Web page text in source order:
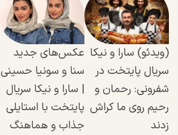
(ویدئو) سارا و نیکا
سریال پایتخت در
شفرونی: رحمان و
رحیم روی ما کراش
زدند
عکس‌های جدید
سنا و سونیا حسینی
| سارا و نیکا سریال
پایتخت با استایلی
جذاب و هماهنگ